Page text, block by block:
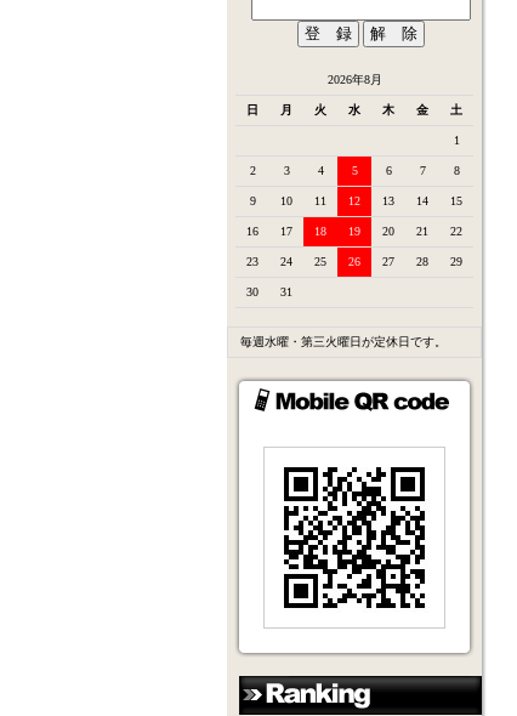
2026年8月
日 月 火 水 木 金 土
1
2 3 4 5 6 7 8
9 10 11 12 13 14 15
16 17 18 19 20 21 22
23 24 25 26 27 28 29
30 31
毎週水曜・第三火曜日が定休日です。